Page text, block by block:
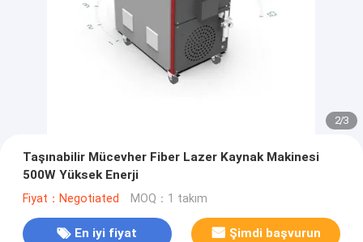
2/3
Taşınabilir Mücevher Fiber Lazer Kaynak Makinesi
500W Yüksek Enerji
Fiyat：Negotiated MOQ：1 takım
En iyi fiyat Şimdi başvurun